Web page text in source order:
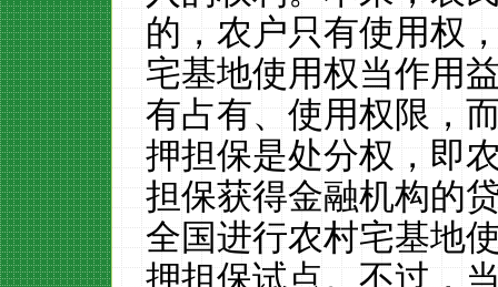
的，农户只有使用权
宅基地使用权当作用
有占有、使用权限，
押担保是处分权，即
担保获得金融机构的
全国进行农村宅基地
押担保试点。不过，